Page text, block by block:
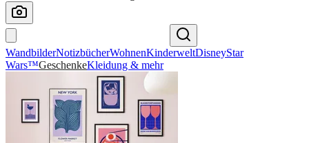
WandbilderNotizbücherWohnenKinderweltDisneyStar
Wars™GeschenkeKleidung & mehr